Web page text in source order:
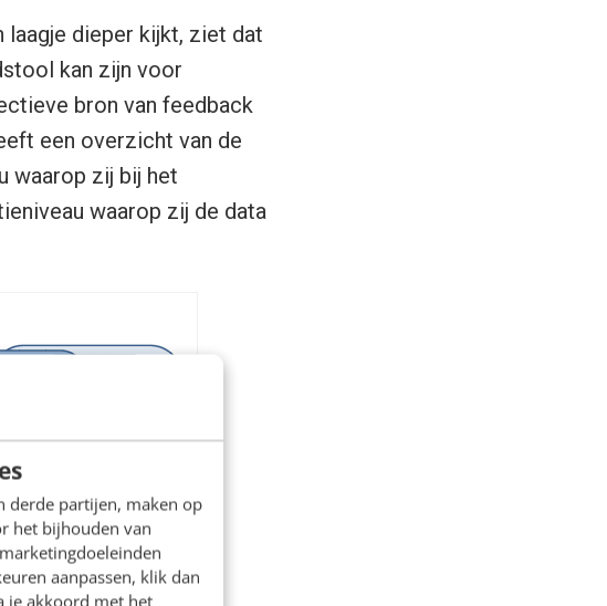
derde partijen, maken op
het bijhouden van
aanpassen, klik dan
je akkoord met het
laagje dieper kijkt, ziet dat
kan zijn voor
bron van feedback
een overzicht van de
waarop zij bij het
waarop zij de data